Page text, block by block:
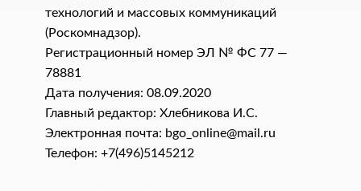
технологий и массовых коммуникаций
(Роскомнадзор).
Регистрационный номер ЭЛ № ФС 77 —
78881
Дата получения: 08.09.2020
Главный редактор: Хлебникова И.C.
Электронная почта: bgo_online@mail.ru
Телефон: +7(496)5145212